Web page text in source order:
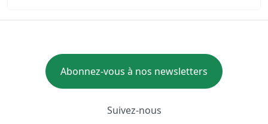
Abonnez-vous à nos newsletters
Suivez-nous